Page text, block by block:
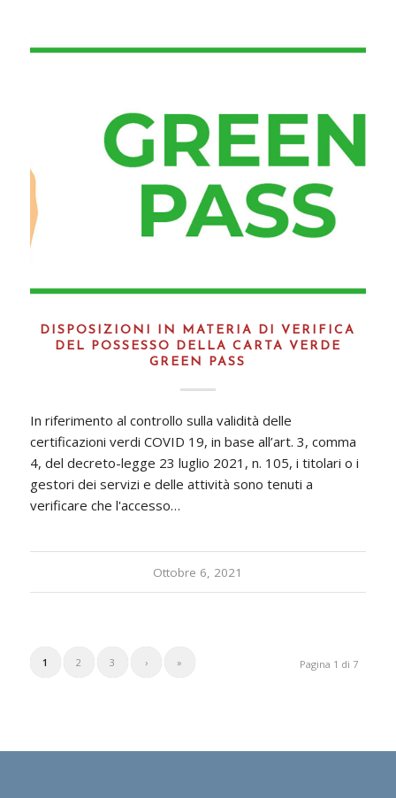
DISPOSIZIONI IN MATERIA DI VERIFICA
DEL POSSESSO DELLA CARTA VERDE
GREEN PASS
In riferimento al controllo sulla validità delle
certificazioni verdi COVID 19, in base all’art. 3, comma
4, del decreto-legge 23 luglio 2021, n. 105, i titolari o i
gestori dei servizi e delle attività sono tenuti a
verificare che l'accesso…
Ottobre 6, 2021
Pagina 1 di 7
1 2 3 › »